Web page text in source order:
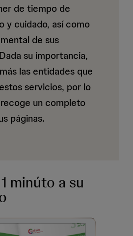
de tiempo de
y cuidado, así como
de sus
su importancia,
las entidades que
servicios, por lo
un completo
páginas.
minúto a su